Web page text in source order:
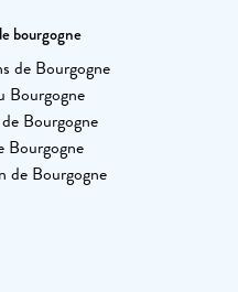
bourgogne
de Bourgogne
Bourgogne
Bourgogne
Bourgogne
de Bourgogne